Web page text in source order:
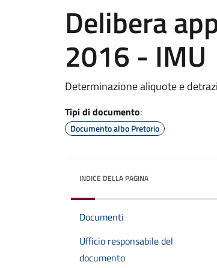
Delibera
2016 - IMU
Determinazione aliquote e
Tipi di documento:
Documento albo Pretorio
INDICE DELLA PAGINA
Documenti
Ufficio responsabile del
documento